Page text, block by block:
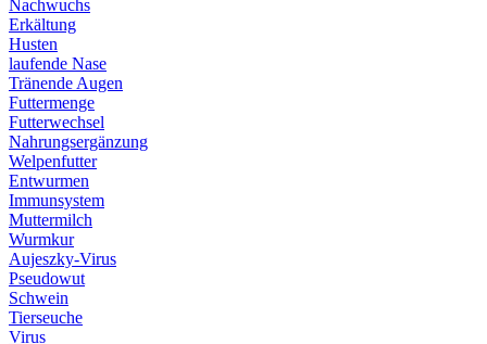
Nachwuchs
Erkältung
Husten
laufende Nase
Tränende Augen
Futtermenge
Futterwechsel
Nahrungsergänzung
Welpenfutter
Entwurmen
Immunsystem
Muttermilch
Wurmkur
Aujeszky-Virus
Pseudowut
Schwein
Tierseuche
Virus